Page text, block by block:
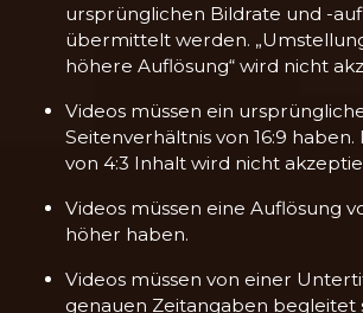
ursprünglichen Bildrate und -
übermittelt werden.
höhere Auflösung“ wird nicht
Videos müssen ein
Seitenverhältnis von 16:9
von 4:3 Inhalt wird nicht
Videos müssen eine Auflösung
höher haben.
Videos müssen von einer
genauen Zeitangaben begleitet